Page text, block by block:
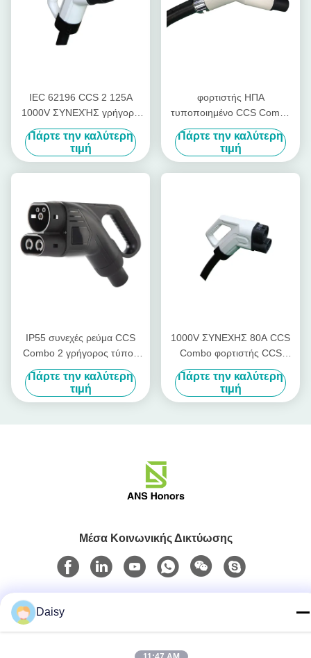
IEC 62196 CCS 2 125A
1000V ΣΥΝΕΧΉΣ γρήγορη
χρέωση φορτιστών της EV
με τον τύπο CCS - βούλωμα
2
Πάρτε την καλύτερη
τιμή
φορτιστής ΗΠΑ
τυποποιημένο CCS Combo
150A 1000V CCS Combo 1
βούλωμα γρήγορα χρέωσης
Πάρτε την καλύτερη
τιμή
IP55 συνεχές ρεύμα CCS
Combo 2 γρήγορος τύπος
χρέωσης 3200V EV
συνδετήρων - βούλωμα 2
Πάρτε την καλύτερη
τιμή
1000V ΣΥΝΕΧΗΣ 80A CCS
Combo φορτιστής CCS
Combo 2 συνδετήρας με το
καλώδιο 5M
Πάρτε την καλύτερη
τιμή
Μέσα Κοινωνικής Δικτύωσης
Daisy